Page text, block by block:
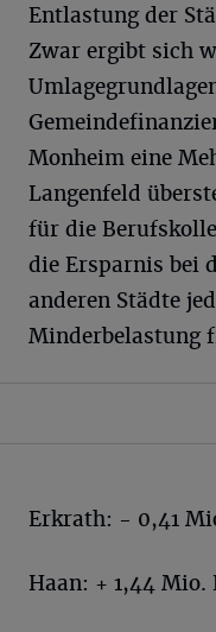
Entlastung der
Zwar ergibt sich
Monheim eine
Langenfeld
für die
die Ersparnis bei
anderen Städte
Minderbelastung
Erkrath: - 0,41
Haan: + 1,44 Mio.